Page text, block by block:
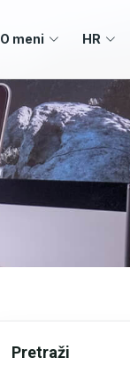
O meni HR
Pretraži